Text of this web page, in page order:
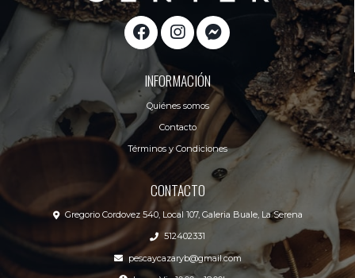
INFORMACIÓN
Quiénes somos
Contacto
Términos y Condiciones
CONTACTO
Gregorio Cordovez 540, Local 107, Galeria Buale, La Serena
512402331
pescaycazaryb@gmail.com